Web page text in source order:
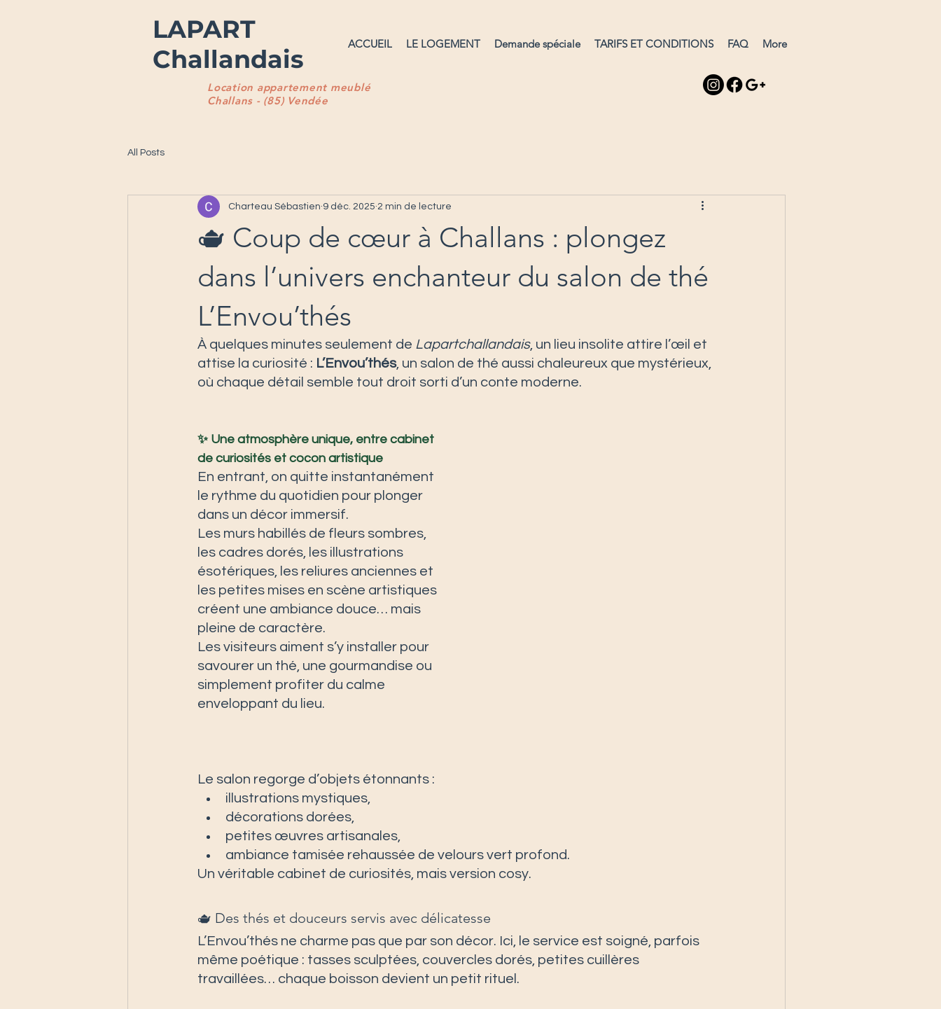
LAPART
Challandais
ACCUEIL LE LOGEMENT Demande spéciale TARIFS ET CONDITIONS FAQ More
Location appartement meublé
Challans - (85) Vendée
All Posts
🫖 Coup de cœur à Challans : plongez
dans l’univers enchanteur du salon de thé
L’Envou’thés
Charteau Sébastien 9 déc. 2025 2 min de lecture
À quelques minutes seulement de Lapartchallandais, un lieu insolite attire l’œil et
attise la curiosité : L’Envou’thés, un salon de thé aussi chaleureux que mystérieux,
où chaque détail semble tout droit sorti d’un conte moderne.
✨ Une atmosphère unique, entre cabinet
de curiosités et cocon artistique
En entrant, on quitte instantanément
le rythme du quotidien pour plonger
dans un décor immersif.
Les murs habillés de fleurs sombres,
les cadres dorés, les illustrations
ésotériques, les reliures anciennes et
les petites mises en scène artistiques
créent une ambiance douce… mais
pleine de caractère.
Les visiteurs aiment s’y installer pour
savourer un thé, une gourmandise ou
simplement profiter du calme
enveloppant du lieu.
Le salon regorge d’objets étonnants :
illustrations mystiques,
décorations dorées,
petites œuvres artisanales,
ambiance tamisée rehaussée de velours vert profond.
Un véritable cabinet de curiosités, mais version cosy.
🫖 Des thés et douceurs servis avec délicatesse
L’Envou’thés ne charme pas que par son décor. Ici, le service est soigné, parfois
même poétique : tasses sculptées, couvercles dorés, petites cuillères
travaillées… chaque boisson devient un petit rituel.